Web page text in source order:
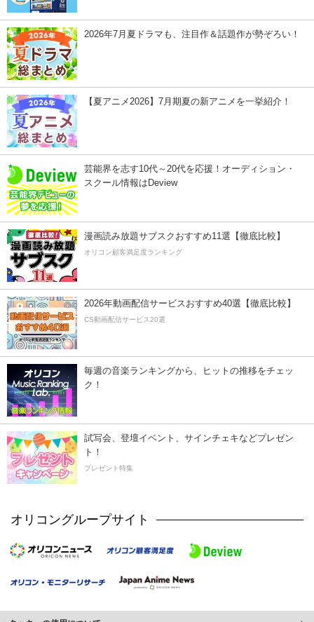
2026年7月夏ドラマも、注目作＆話題作が勢ぞろい！
【夏アニメ2026】7月期夏の新アニメを一挙紹介！
芸能界を志す10代～20代を応援！オーディション・
スクール情報はDeview
漫画読み放題サブスクおすすめ11選【徹底比較】
オリコン顧客満足度ランキング
2026年動画配信サービスおすすめ40選【徹底比較】
CS動画配信サービス20選
毎週の音楽ランキングから、ヒットの推移をチェッ
ク！
試写会、登壇イベント、サインチェキなどプレゼン
ト！
プレゼント特集
オリコングループサイト